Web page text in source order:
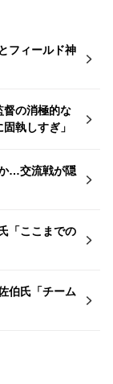
フィールド神
の消極的な
執しすぎ」
…交流戦が隠
「ここまでの
伯氏「チーム